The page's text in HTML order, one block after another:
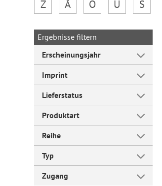
Forum Arbeitslehre
Z
Å Ö Ü Š
Ergebnisse filtern
Erscheinungsjahr
Imprint
Lieferstatus
Produktart
Reihe
Typ
Zugang